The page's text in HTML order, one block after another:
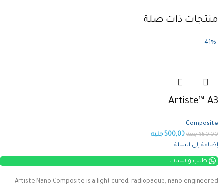
منتجات ذات صلة
-41%
Artiste™ A3
Composite
850,00 جنيه 500,00 جنيه
إضافة إلى السلة
اطلب واتساب
Artiste Nano Composite is a light cured, radiopaque, nano-engineered